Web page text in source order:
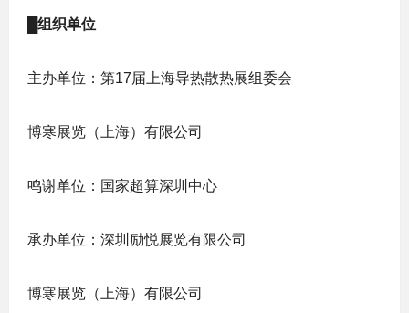
组织单位
主办单位：第17届上海导热散热展组委会
博寒展览（上海）有限公司
鸣谢单位：国家超算深圳中心
承办单位：深圳励悦展览有限公司
博寒展览（上海）有限公司